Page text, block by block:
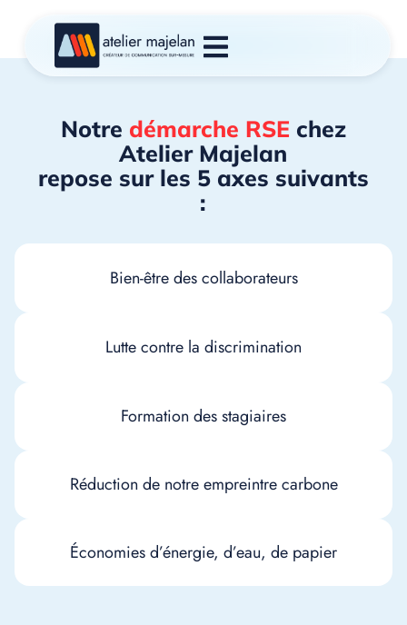
Notre démarche RSE chez
Atelier Majelan
repose sur les 5 axes suivants
:
Bien-être des collaborateurs
Lutte contre la discrimination
Formation des stagiaires
Réduction de notre empreintre carbone
Économies d’énergie, d’eau, de papier